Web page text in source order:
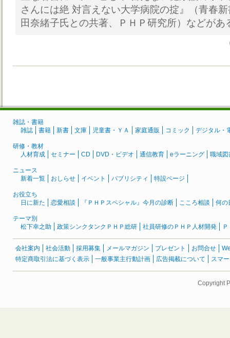
さんには絶 対言えない大学病院の掟』（青春
田奈緒子氏との共著、ＰＨＰ研究所）などがあ
雑誌・書籍
雑誌
書籍 新書 文庫 児童書・ＹＡ 家庭通販 コミック デジタル・
研修・教材
人材育成
セミナー CD DVD・ビデオ 通信教育 eラーニング 職域図
ニュース
新着一覧
おしらせ イベント パブリシティ 特設ページ
お役立ち
日に新た
恋愛相談 『ＰＨＰスペシャル』今月の診断 こころ相談 何の
テーマ別
松下幸之助
政策シンクタンクＰＨＰ総研 社員研修のＰＨＰ人材開発
会社案内 社会活動 採用募集 メールマガジン プレゼント お問合せ
特定商取引法に基づく表示
一般事業主行動計画 広告掲載について スマ
Copyright